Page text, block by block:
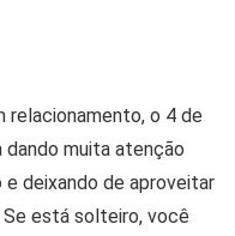
relacionamento, o 4 de
muita atenção
deixando de aproveitar
Se está solteiro, você